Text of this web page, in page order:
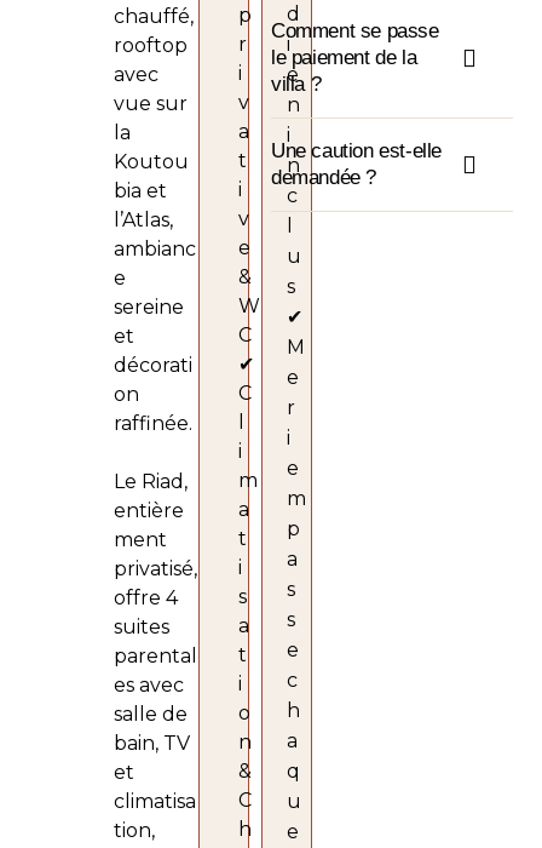
chauffé,
rooftop
avec
vue sur
la
Koutou
bia et
l’Atlas,
ambianc
e
sereine
et
décorati
on
raffinée.
Le Riad,
entière
ment
privatisé,
offre 4
suites
parental
es avec
salle de
bain, TV
et
climatisa
tion,
p
r
i
v
a
t
i
v
e
&
W
C
✔
C
i
m
a
t
i
s
a
t
i
o
n
&
C
h
d
i
e
n
i
n
c
u
s
✔
M
e
r
i
e
m
p
a
s
s
e
c
h
a
q
u
e
Comment se passe
le paiement de la
villa ?
Une caution est-elle
demandée ?